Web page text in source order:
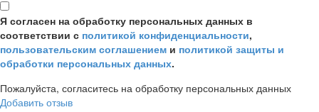
Я согласен на обработку персональных данных в
соответствии с политикой конфиденциальности,
пользовательским соглашением и политикой защиты и
обработки персональных данных.
Пожалуйста, согласитесь на обработку персональных данных
Добавить отзыв